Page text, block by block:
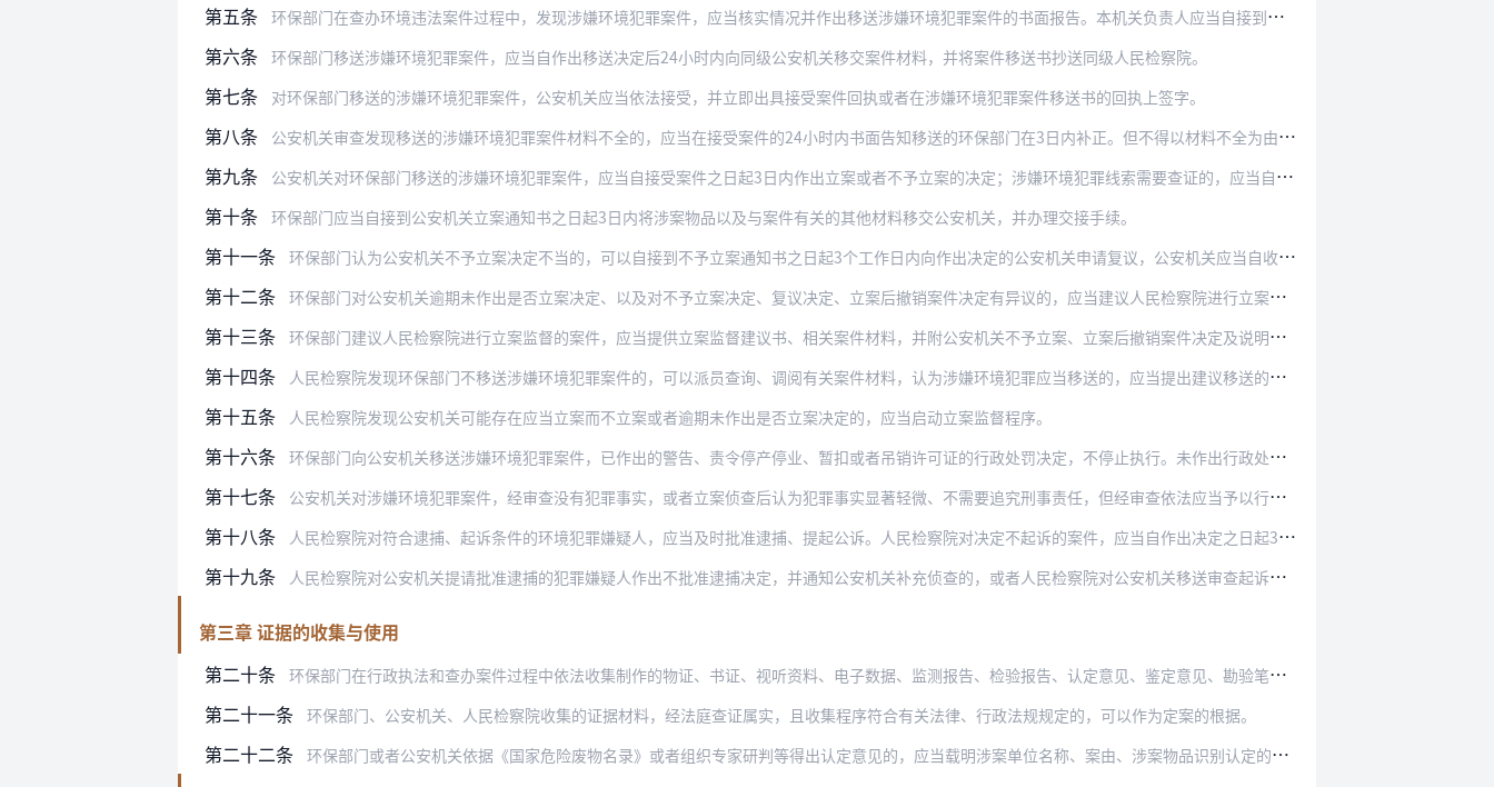
第五条
环保部门在查办环境违法案件过程中，发现涉嫌环境犯罪案件，应当核实情况并作出移送涉嫌环境犯罪案件的书面报告。本机关负责人应当自接到报告之日起3日内作出批准移送或者…
第六条 环保部门移送涉嫌环境犯罪案件，应当自作出移送决定后24小时内向同级公安机关移交案件材料，并将案件移送书抄送同级人民检察院。
第七条 对环保部门移送的涉嫌环境犯罪案件，公安机关应当依法接受，并立即出具接受案件回执或者在涉嫌环境犯罪案件移送书的回执上签字。
第八条 公安机关审查发现移送的涉嫌环境犯罪案件材料不全的，应当在接受案件的24小时内书面告知移送的环保部门在3日内补正。但不得以材料不全为由，不接受移送案件。
第九条 公安机关对环保部门移送的涉嫌环境犯罪案件，应当自接受案件之日起3日内作出立案或者不予立案的决定；涉嫌环境犯罪线索需要查证的，应当自接受案件之日起7日内作出决定；…
第十条 环保部门应当自接到公安机关立案通知书之日起3日内将涉案物品以及与案件有关的其他材料移交公安机关，并办理交接手续。
第十一条 环保部门认为公安机关不予立案决定不当的，可以自接到不予立案通知书之日起3个工作日内向作出决定的公安机关申请复议，公安机关应当自收到复议申请之日起3个工作日内作出…
第十二条 环保部门对公安机关逾期未作出是否立案决定、以及对不予立案决定、复议决定、立案后撤销案件决定有异议的，应当建议人民检察院进行立案监督。人民检察院应当受理并进行审查…
第十三条 环保部门建议人民检察院进行立案监督的案件，应当提供立案监督建议书、相关案件材料，并附公安机关不予立案、立案后撤销案件决定及说明理由材料，复议维持不予立案决定材料…
第十四条 人民检察院发现环保部门不移送涉嫌环境犯罪案件的，可以派员查询、调阅有关案件材料，认为涉嫌环境犯罪应当移送的，应当提出建议移送的检察意见。环保部门应当自收到检察意…
第十五条 人民检察院发现公安机关可能存在应当立案而不立案或者逾期未作出是否立案决定的，应当启动立案监督程序。
第十六条 环保部门向公安机关移送涉嫌环境犯罪案件，已作出的警告、责令停产停业、暂扣或者吊销许可证的行政处罚决定，不停止执行。未作出行政处罚决定的，原则上应当在公安机关决定…
第十七条 公安机关对涉嫌环境犯罪案件，经审查没有犯罪事实，或者立案侦查后认为犯罪事实显著轻微、不需要追究刑事责任，但经审查依法应当予以行政处罚的，应当及时将案件移交环保部…
第十八条 人民检察院对符合逮捕、起诉条件的环境犯罪嫌疑人，应当及时批准逮捕、提起公诉。人民检察院对决定不起诉的案件，应当自作出决定之日起3日内，书面告知移送案件的环保部门…
第十九条 人民检察院对公安机关提请批准逮捕的犯罪嫌疑人作出不批准逮捕决定，并通知公安机关补充侦查的，或者人民检察院对公安机关移送审查起诉的案件审查后，认为犯罪事实不清、证…
第三章 证据的收集与使用
第二十条
环保部门在行政执法和查办案件过程中依法收集制作的物证、书证、视听资料、电子数据、监测报告、检验报告、认定意见、鉴定意见、勘验笔录、检查笔录等证据材料，在刑事诉讼…
第二十一条 环保部门、公安机关、人民检察院收集的证据材料，经法庭查证属实，且收集程序符合有关法律、行政法规规定的，可以作为定案的根据。
第二十二条 环保部门或者公安机关依据《国家危险废物名录》或者组织专家研判等得出认定意见的，应当载明涉案单位名称、案由、涉案物品识别认定的理由，按照“经认定，....。.属于…